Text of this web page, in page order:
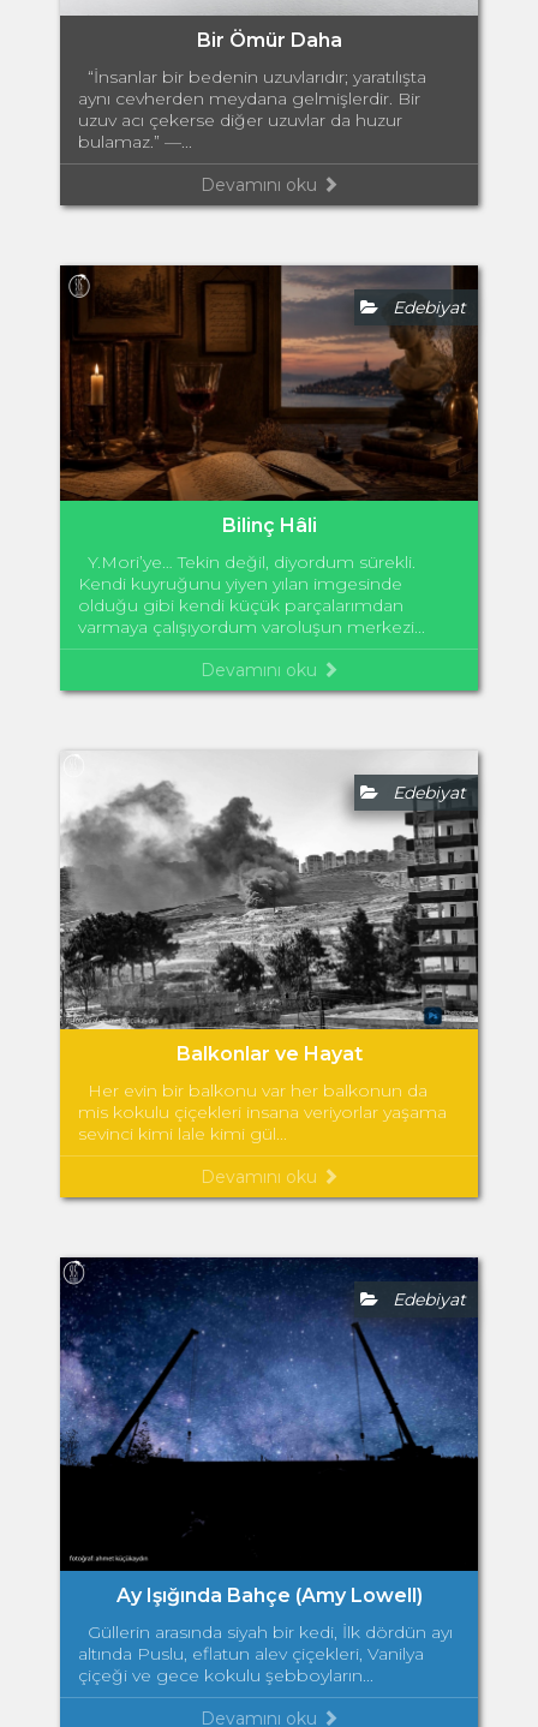
Bir Ömür Daha
“İnsanlar bir bedenin uzuvlarıdır; yaratılışta
aynı cevherden meydana gelmişlerdir. Bir
uzuv acı çekerse diğer uzuvlar da huzur
bulamaz.” —...
Devamını oku
Edebiyat
Bilinç Hâli
Y.Mori’ye… Tekin değil, diyordum sürekli.
Kendi kuyruğunu yiyen yılan imgesinde
olduğu gibi kendi küçük parçalarımdan
varmaya çalışıyordum varoluşun merkezi...
Devamını oku
Edebiyat
Balkonlar ve Hayat
Her evin bir balkonu var her balkonun da
mis kokulu çiçekleri insana veriyorlar yaşama
sevinci kimi lale kimi gül...
Devamını oku
Edebiyat
Ay Işığında Bahçe (Amy Lowell)
Güllerin arasında siyah bir kedi, İlk dördün ayı
altında Puslu, eflatun alev çiçekleri, Vanilya
çiçeği ve gece kokulu şebboyların...
Devamını oku